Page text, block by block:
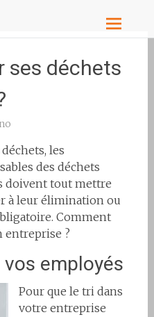
ses déchets
les
des déchets
doivent tout mettre
à leur élimination ou
Comment
entreprise ?
employés
Pour que le tri dans
votre entreprise